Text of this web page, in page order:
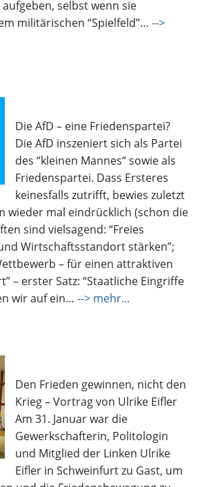
selbst wenn sie
militärischen “Spielfeld”… -->
Die AfD – eine Friedenspartei?
Die AfD inszeniert sich als Partei
des “kleinen Mannes“ sowie als
Friedenspartei. Dass Ersteres
keinesfalls zutrifft, bewies zuletzt
wieder mal eindrücklich (schon die
sind vielsagend: “Freies
Wirtschaftsstandort stärken”;
– für einen attraktiven
– erster Satz: “Staatliche Eingriffe
wir auf ein… --> mehr...
Den Frieden gewinnen, nicht den
Krieg – Vortrag von Ulrike Eifler
Am 31. Januar war die
Gewerkschafterin, Politologin
und Mitglied der Linken Ulrike
Eifler in Schweinfurt zu Gast, um